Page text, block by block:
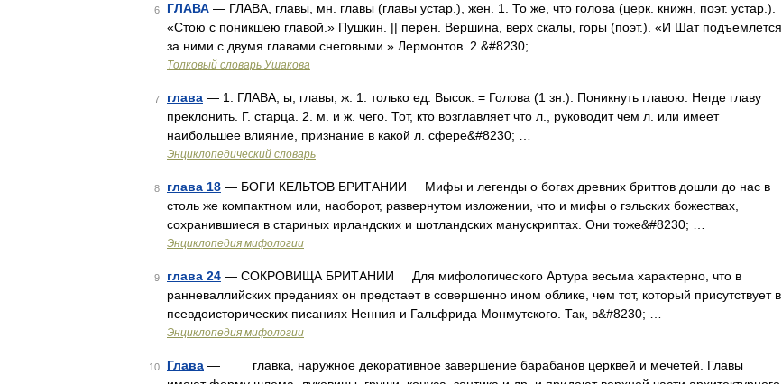
6 ГЛАВА — ГЛАВА, главы, мн. главы (главы устар.), жен. 1. То же, что голова (церк. книжн, поэт. устар.).
«Стою с поникшею главой.» Пушкин. || перен. Вершина, верх скалы, горы (поэт.). «И Шат подъемлется
за ними с двумя главами снеговыми.» Лермонтов. 2.&#8230; …
Толковый словарь Ушакова
7 глава — 1. ГЛАВА, ы; главы; ж. 1. только ед. Высок. = Голова (1 зн.). Поникнуть главою. Негде главу
преклонить. Г. старца. 2. м. и ж. чего. Тот, кто возглавляет что л., руководит чем л. или имеет
наибольшее влияние, признание в какой л. сфере&#8230; …
Энциклопедический словарь
8 глава 18 — БОГИ КЕЛЬТОВ БРИТАНИИ Мифы и легенды о богах древних бриттов дошли до нас в
столь же компактном или, наоборот, развернутом изложении, что и мифы о гэльских божествах,
сохранившиеся в стариных ирландских и шотландских манускриптах. Они тоже&#8230; …
Энциклопедия мифологии
9 глава 24 — СОКРОВИЩА БРИТАНИИ Для мифологического Артура весьма характерно, что в
ранневаллийских преданиях он предстает в совершенно ином облике, чем тот, который присутствует в
псевдоисторических писаниях Ненния и Гальфрида Монмутского. Так, в&#8230; …
Энциклопедия мифологии
10 Глава — главка, наружное декоративное завершение барабанов церквей и мечетей. Главы